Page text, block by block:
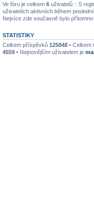
Ve fóru je celkem 6 uživatelů :: 5
uživatelích aktivních během
Nejvíce zde současně bylo přítomno
STATISTIKY
Celkem příspěvků 125848 • Celkem
4559 • Nejnovějším uživatelem je